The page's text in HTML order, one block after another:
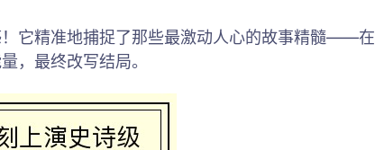
它精准地捕捉了那些最激动人心的故事精髓——在
，最终改写结局。